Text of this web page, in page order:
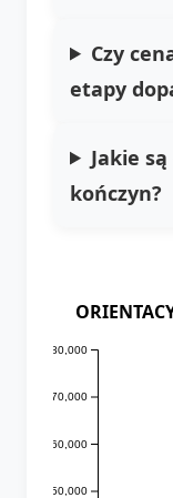
Czy
etapy
Jakie
kończyn?
50,000
60,000
70,000
80,000